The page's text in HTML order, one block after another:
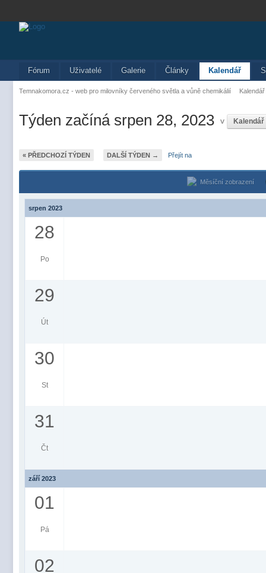
Fórum Uživatelé Galerie Články Kalendář
Temnakomora.cz - web pro milovníky červeného světla a vůně chemikálií Kalendář
Týden začíná srpen 28, 2023 v Kalendář
« PŘEDCHOZÍ TÝDEN DALŠÍ TÝDEN → Přejít na
Měsíční zobrazení
srpen 2023
28
Po
29
Út
30
St
31
Čt
září 2023
01
Pá
02